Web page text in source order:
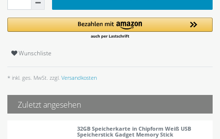
Wunschliste
* inkl. ges. MwSt. zzgl. Versandkosten
Zuletzt angesehen
32GB Speicherkarte in Chipform Weiß USB
Speicherstick Gadget Memory Stick